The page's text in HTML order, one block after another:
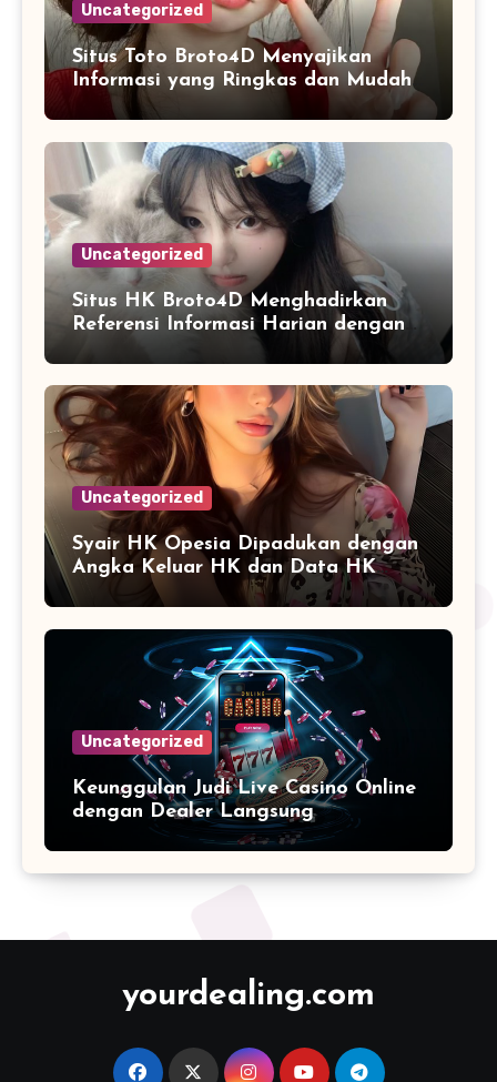
Uncategorized
Situs Toto Broto4D Menyajikan
Informasi yang Ringkas dan Mudah
Dipahami
Uncategorized
Situs HK Broto4D Menghadirkan
Referensi Informasi Harian dengan
Navigasi yang Lebih Nyaman
Uncategorized
Syair HK Opesia Dipadukan dengan
Angka Keluar HK dan Data HK
Lotto Paito Terbaru
Uncategorized
Keunggulan Judi Live Casino Online
dengan Dealer Langsung
yourdealing.com